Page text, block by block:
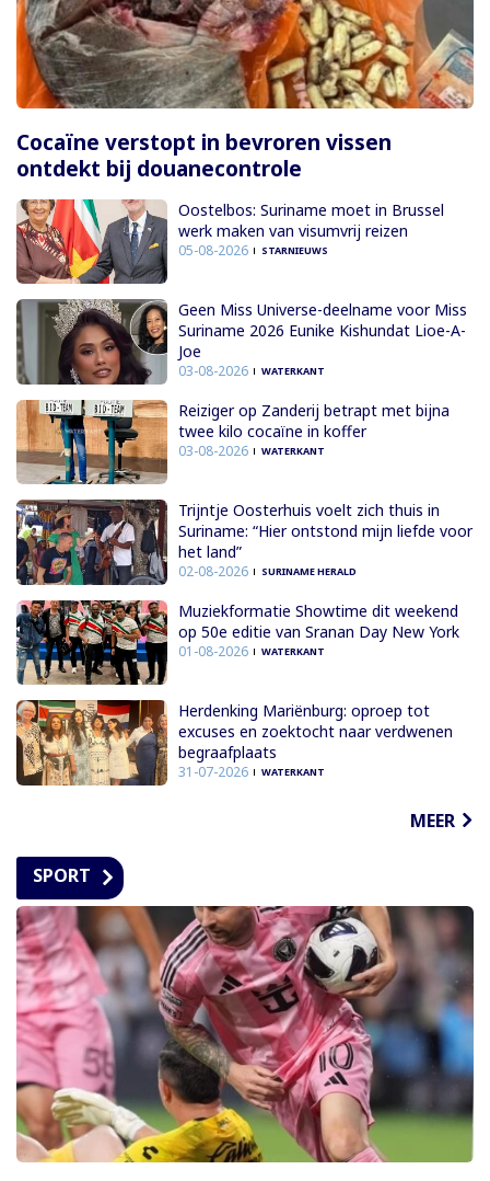
Cocaïne verstopt in bevroren vissen
ontdekt bij douanecontrole
Oostelbos: Suriname moet in Brussel
werk maken van visumvrij reizen
05-08-2026 STARNIEUWS
Geen Miss Universe-deelname voor Miss
Suriname 2026 Eunike Kishundat Lioe-A-
Joe
03-08-2026 WATERKANT
Reiziger op Zanderij betrapt met bijna
twee kilo cocaïne in koffer
03-08-2026 WATERKANT
Trijntje Oosterhuis voelt zich thuis in
Suriname: “Hier ontstond mijn liefde voor
het land”
02-08-2026 SURINAME HERALD
Muziekformatie Showtime dit weekend
op 50e editie van Sranan Day New York
01-08-2026 WATERKANT
Herdenking Mariënburg: oproep tot
excuses en zoektocht naar verdwenen
begraafplaats
31-07-2026 WATERKANT
MEER
SPORT